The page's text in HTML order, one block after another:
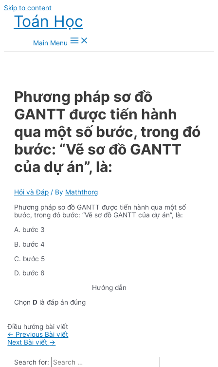
Skip to content
Toán Học
Main Menu
Phương pháp sơ đồ
GANTT được tiến hành
qua một số bước, trong đó
bước: “Vẽ sơ đồ GANTT
của dự án”, là:
Hỏi và Đáp / By Maththorg
Phương pháp sơ đồ GANTT được tiến hành qua một số
bước, trong đó bước: “Vẽ sơ đồ GANTT của dự án”, là:
A. bước 3
B. bước 4
C. bước 5
D. bước 6
Hướng dẫn
ChọnD là đáp án đúng
Điều hướng bài viết
← Previous Bài viết
Next Bài viết →
Search for: